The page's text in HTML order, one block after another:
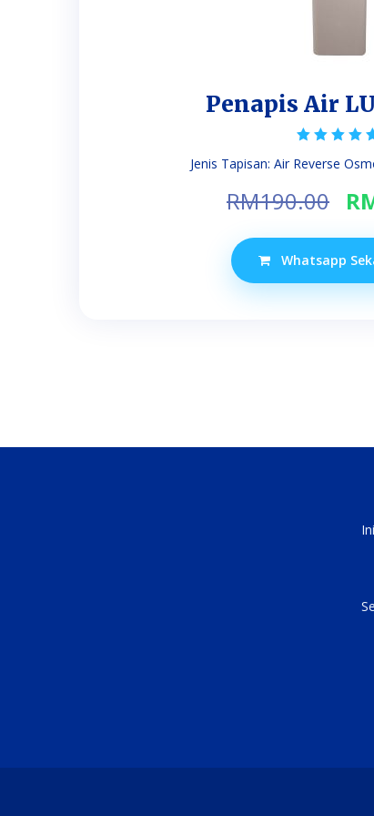
Penapis Air
5.00
Jenis Tapisan: Air Reverse
RM190.00
Whatsapp